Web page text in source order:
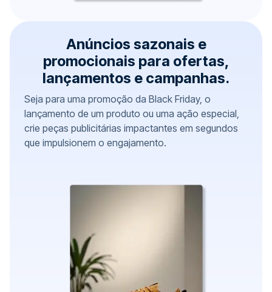
Anúncios sazonais e
promocionais para ofertas,
lançamentos e campanhas.
Seja para uma promoção da Black Friday, o
lançamento de um produto ou uma ação especial,
crie peças publicitárias impactantes em segundos
que impulsionem o engajamento.